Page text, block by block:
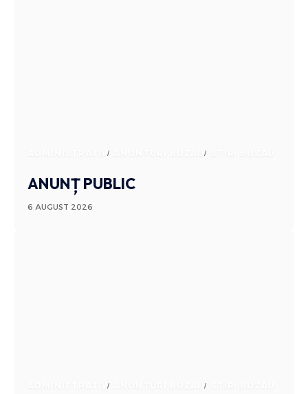
ADMINISTRATIV ANUNTURI BUZAU
ANUNȚ PUBLIC
6 AUGUST 2026
ADMINISTRATIV ANUNTURI BUZAU